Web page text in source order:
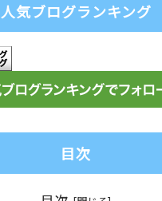
人気ブログランキング
目次